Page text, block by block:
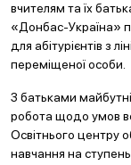
вчителям та їх
«Донбас-Україна»
для абітурієнтів з
переміщеної особи.
З батьками
робота щодо умов
Освітнього центру
навчання на